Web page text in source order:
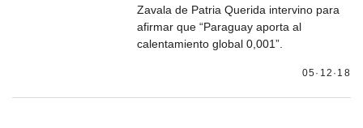
Zavala de Patria Querida intervino para
afirmar que “Paraguay aporta al
calentamiento global 0,001”.
05·12·18